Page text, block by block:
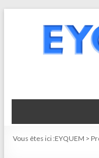
Vous êtes ici :EYQUEM >